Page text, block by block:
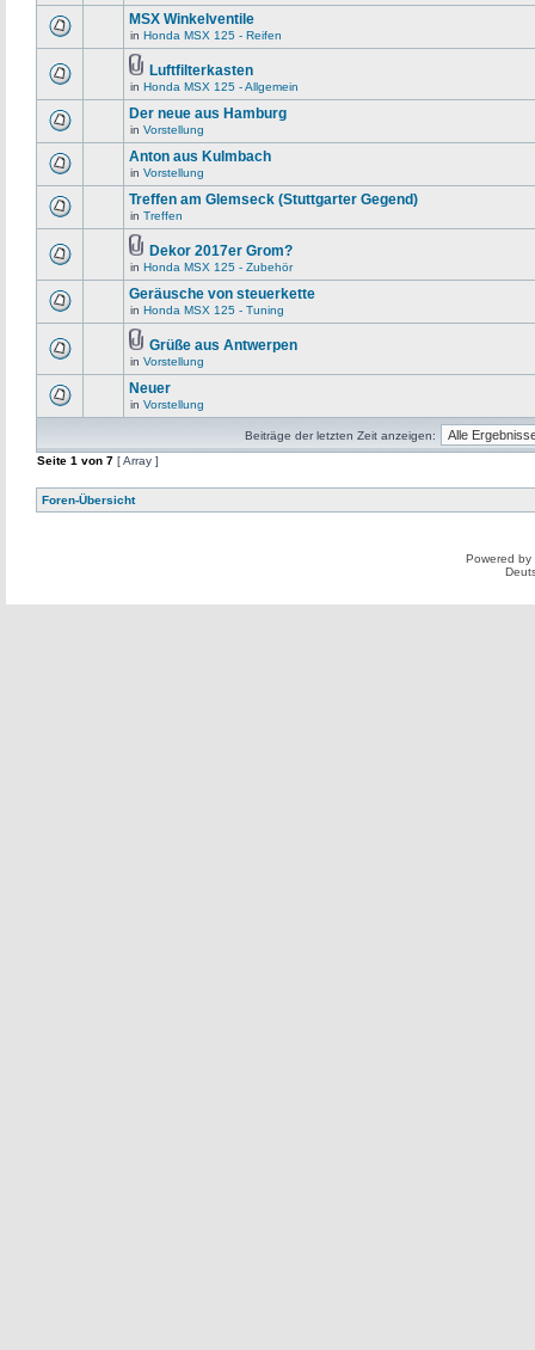
MSX Winkelventile
in Honda MSX 125 - Reifen
Luftfilterkasten
in Honda MSX 125 - Allgemein
Der neue aus Hamburg
in Vorstellung
Anton aus Kulmbach
in Vorstellung
Treffen am Glemseck (Stuttgarter Gegend)
in Treffen
Dekor 2017er Grom?
in Honda MSX 125 - Zubehör
Geräusche von steuerkette
in Honda MSX 125 - Tuning
Grüße aus Antwerpen
in Vorstellung
Neuer
in Vorstellung
Beiträge der letzten Zeit anzeigen:
Seite 1 von 7 [ Array ]
Foren-Übersicht
Powered by